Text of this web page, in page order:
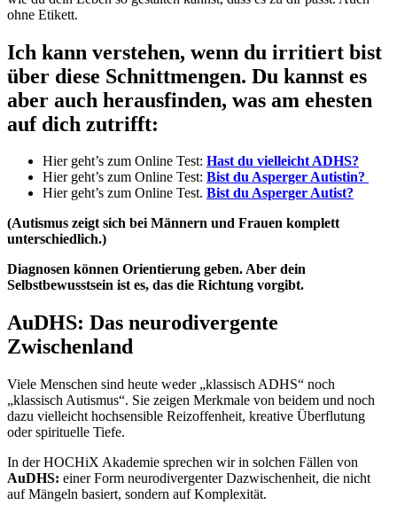
ohne Etikett.
Ich kann verstehen, wenn du irritiert bist
über diese Schnittmengen. Du kannst es
aber auch herausfinden, was am ehesten
auf dich zutrifft:
Hier geht’s zum Online Test: Hast du vielleicht ADHS?
Hier geht’s zum Online Test: Bist du Asperger Autistin?
Hier geht’s zum Online Test. Bist du Asperger Autist?
(Autismus zeigt sich bei Männern und Frauen komplett
unterschiedlich.)
Diagnosen können Orientierung geben. Aber dein
Selbstbewusstsein ist es, das die Richtung vorgibt.
AuDHS: Das neurodivergente
Zwischenland
Viele Menschen sind heute weder „klassisch ADHS“ noch
„klassisch Autismus“. Sie zeigen Merkmale von beidem und noch
dazu vielleicht hochsensible Reizoffenheit, kreative Überflutung
oder spirituelle Tiefe.
In der HOCHiX Akademie sprechen wir in solchen Fällen von
AuDHS: einer Form neurodivergenter Dazwischenheit, die nicht
auf Mängeln basiert, sondern auf Komplexität.